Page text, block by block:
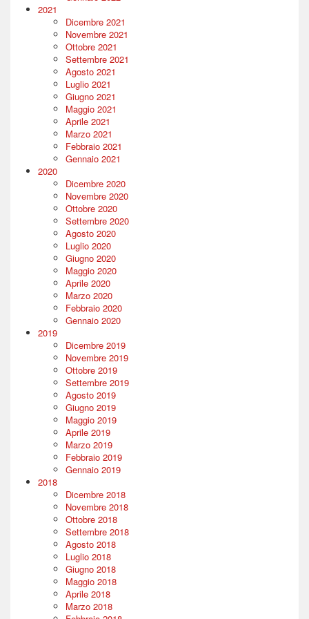
2021
Dicembre 2021
Novembre 2021
Ottobre 2021
Settembre 2021
Agosto 2021
Luglio 2021
Giugno 2021
Maggio 2021
Aprile 2021
Marzo 2021
Febbraio 2021
Gennaio 2021
2020
Dicembre 2020
Novembre 2020
Ottobre 2020
Settembre 2020
Agosto 2020
Luglio 2020
Giugno 2020
Maggio 2020
Aprile 2020
Marzo 2020
Febbraio 2020
Gennaio 2020
2019
Dicembre 2019
Novembre 2019
Ottobre 2019
Settembre 2019
Agosto 2019
Giugno 2019
Maggio 2019
Aprile 2019
Marzo 2019
Febbraio 2019
Gennaio 2019
2018
Dicembre 2018
Novembre 2018
Ottobre 2018
Settembre 2018
Agosto 2018
Luglio 2018
Giugno 2018
Maggio 2018
Aprile 2018
Marzo 2018